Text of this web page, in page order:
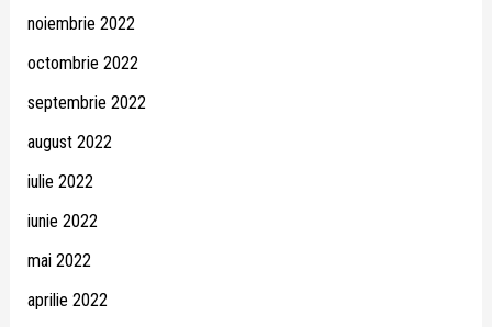
noiembrie 2022
octombrie 2022
septembrie 2022
august 2022
iulie 2022
iunie 2022
mai 2022
aprilie 2022